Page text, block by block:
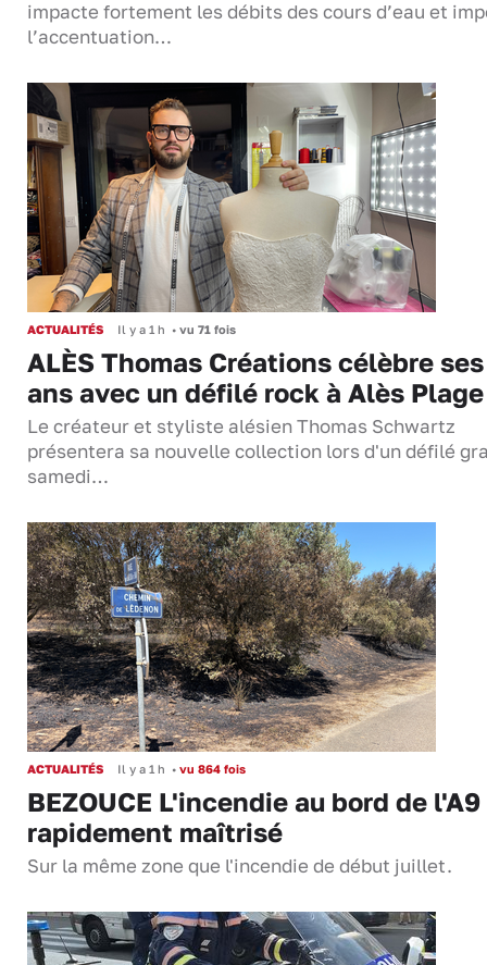
impacte fortement les débits des cours d’eau et
l’accentuation…
ACTUALITÉS Il y a 1 h • vu 71 fois
ALÈS Thomas Créations célèbre
ans avec un défilé rock à Alès Plage
Le créateur et styliste alésien Thomas Schwartz
présentera sa nouvelle collection lors d'un défilé
samedi…
ACTUALITÉS Il y a 1 h • vu 864 fois
BEZOUCE L'incendie au bord de l'A9
rapidement maîtrisé
Sur la même zone que l'incendie de début juillet.